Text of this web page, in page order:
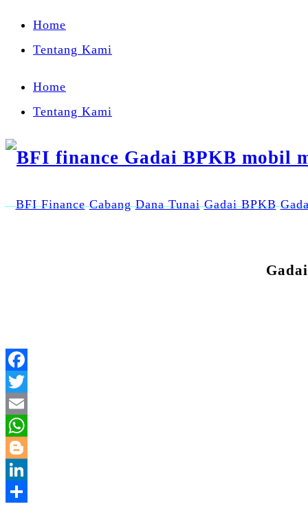
Home
Tentang Kami
Home
Tentang Kami
BFI Finance Cabang Dana Tunai Gadai BPKB